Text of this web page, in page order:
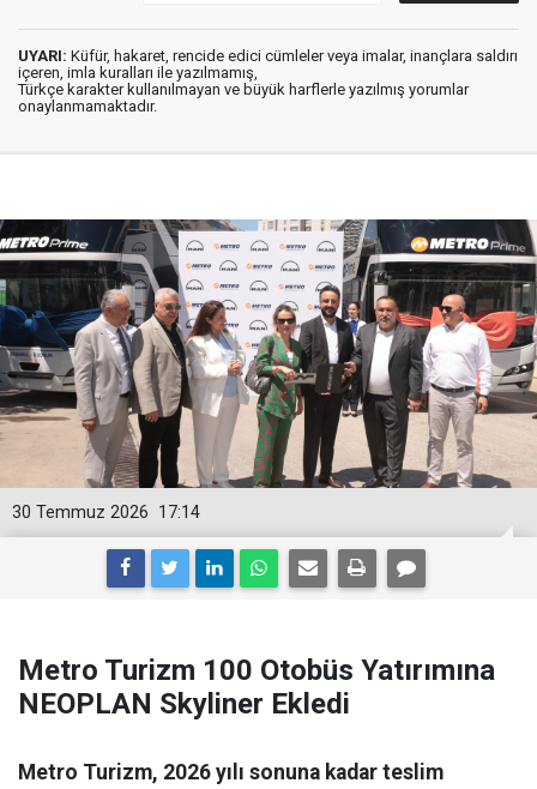
UYARI: Küfür, hakaret, rencide edici cümleler veya imalar, inançlara saldırı
içeren, imla kuralları ile yazılmamış,
Türkçe karakter kullanılmayan ve büyük harflerle yazılmış yorumlar
onaylanmamaktadır.
17:14
30 Temmuz 2026
Metro Turizm 100 Otobüs Yatırımına
NEOPLAN Skyliner Ekledi
Metro Turizm, 2026 yılı sonuna kadar teslim